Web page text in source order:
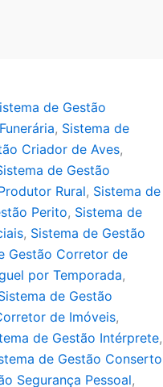
de Gestão
, Sistema de
Criador de Aves,
de Gestão
Rural, Sistema de
Perito, Sistema de
, Sistema de Gestão
Gestão Corretor de
por Temporada,
de Gestão
de Imóveis,
de Gestão Intérprete,
de Gestão Conserto
Segurança Pessoal,